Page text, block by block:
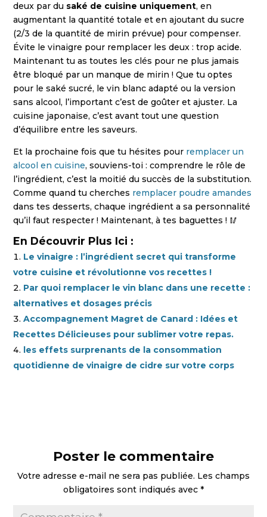
deux par du saké de cuisine uniquement, en
augmentant la quantité totale et en ajoutant du sucre
(2/3 de la quantité de mirin prévue) pour compenser.
Évite le vinaigre pour remplacer les deux : trop acide.
Maintenant tu as toutes les clés pour ne plus jamais
être bloqué par un manque de mirin ! Que tu optes
pour le saké sucré, le vin blanc adapté ou la version
sans alcool, l’important c’est de goûter et ajuster. La
cuisine japonaise, c’est avant tout une question
d’équilibre entre les saveurs.
Et la prochaine fois que tu hésites pour remplacer un
alcool en cuisine, souviens-toi : comprendre le rôle de
l’ingrédient, c’est la moitié du succès de la substitution.
Comme quand tu cherches remplacer poudre amandes
dans tes desserts, chaque ingrédient a sa personnalité
qu’il faut respecter ! Maintenant, à tes baguettes ! 🥢
En Découvrir Plus Ici :
Le vinaigre : l’ingrédient secret qui transforme
votre cuisine et révolutionne vos recettes !
Par quoi remplacer le vin blanc dans une recette :
alternatives et dosages précis
Accompagnement Magret de Canard : Idées et
Recettes Délicieuses pour sublimer votre repas.
les effets surprenants de la consommation
quotidienne de vinaigre de cidre sur votre corps
Poster le commentaire
Votre adresse e-mail ne sera pas publiée. Les champs
obligatoires sont indiqués avec *